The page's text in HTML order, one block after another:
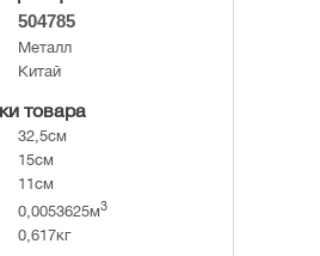
504785
Металл
Китай
товара
32,5см
15см
11см
0,0053625м3
0,617кг